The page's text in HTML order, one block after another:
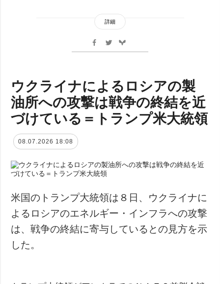
詳細
ウクライナによるロシアの製
油所への攻撃は戦争の終結を近
づけている＝トランプ米大統領
08.07.2026 18:08
米国のトランプ大統領は８日、ウクライナに
よるロシアのエネルギー・インフラへの攻撃
は、戦争の終結に寄与しているとの見方を示
した。